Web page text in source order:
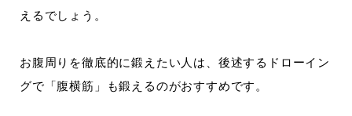
えるでしょう。
お腹周りを徹底的に鍛えたい人は、後述するドローイン
グで「腹横筋」も鍛えるのがおすすめです。